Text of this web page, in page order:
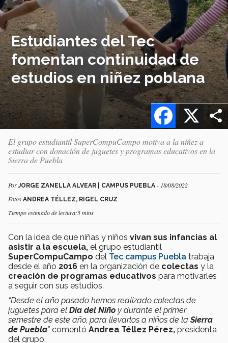
Estudiantes del Tec
fomentan continuidad de
estudios en niñez poblana
X
Facebook
El grupo estudiantil SuperCompuCampo motiva a la niñez a
estudiar con donación de juguetes y programas educativos en la
Sierra de Puebla
PorJORGE ZANELLA ALVEAR | CAMPUS PUEBLA - 18/08/2022
Fotos ANDREA TÉLLEZ, RIGEL CRUZ
Tiempo estimado de lectura:5 mins
Con la idea de que niñas y niños vivan sus infancias al
asistir a la escuela, el grupo estudiantil
SuperCompuCampo del Tec campus Puebla trabaja
desde el año 2016 en la organización de colectas y la
creación de programas educativos para motivarles
a seguir con sus estudios.
“Desde el año pasado hemos realizado colectas de
juguetes para el Día del Niño y durante el primer
semestre de este año, para llevarlos a niños de laSierra
de Puebla”comentó Andrea Téllez Pérez, presidenta
del grupo.